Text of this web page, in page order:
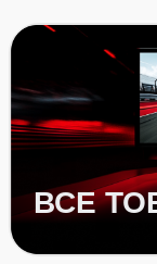
БАЗЫ